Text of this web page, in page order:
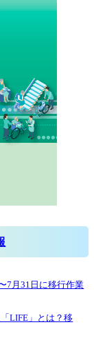
7月31日に移行作業
LIFE」とは？移